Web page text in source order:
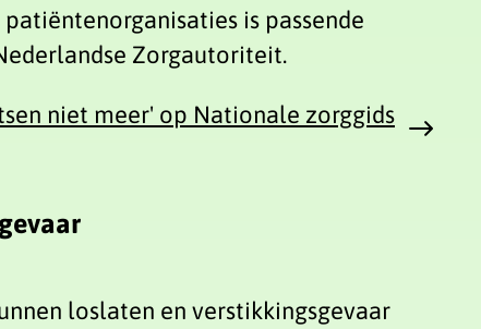
is passende
Zorgautoriteit.
niet meer' op Nationale zorggids
loslaten en verstikkingsgevaar